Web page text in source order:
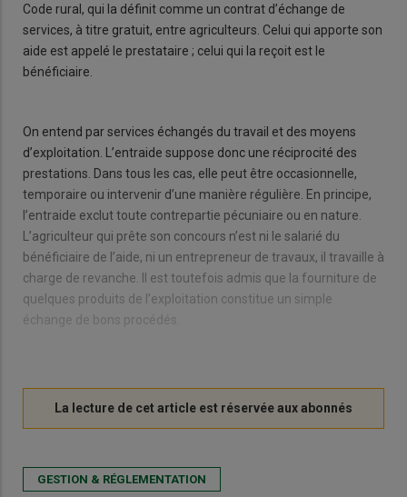
Code rural, qui la définit comme un contrat d’échange de
services, à titre gratuit, entre agriculteurs. Celui qui apporte son
aide est appelé le prestataire ; celui qui la reçoit est le
bénéficiaire.
On entend par services échangés du travail et des moyens
d’exploitation. L’entraide suppose donc une réciprocité des
prestations. Dans tous les cas, elle peut être occasionnelle,
temporaire ou intervenir d’une manière régulière. En principe,
l’entraide exclut toute contrepartie pécuniaire ou en nature.
L’agriculteur qui prête son concours n’est ni le salarié du
bénéficiaire de l’aide, ni un entrepreneur de travaux, il travaille à
charge de revanche. Il est toutefois admis que la fourniture de
quelques produits de l’exploitation constitue un simple
échange de bons procédés.
GESTION & RÉGLEMENTATION